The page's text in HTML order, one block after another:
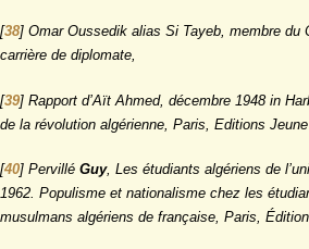
[38] Omar Oussedik alias Si Tayeb, membre du
carrière de diplomate,
[39] Rapport d’Aït Ahmed, décembre 1948 in
de la révolution algérienne, Paris, Editions Jeune
[40] Pervillé Guy, Les étudiants algériens de
1962. Populisme et nationalisme chez les
musulmans algériens de française, Paris,